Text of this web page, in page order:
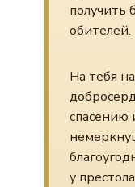
получить
обителей.
На тебя
спасению
у